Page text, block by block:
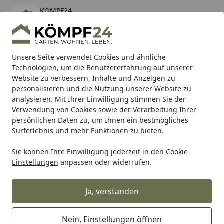
Unsere Seite verwendet Cookies und ähnliche
Technologien, um die Benutzererfahrung auf unserer
Website zu verbessern, Inhalte und Anzeigen zu
personalisieren und die Nutzung unserer Website zu
analysieren. Mit Ihrer Einwilligung stimmen Sie der
Verwendung von Cookies sowie der Verarbeitung Ihrer
persönlichen Daten zu, um Ihnen ein bestmögliches
Surferlebnis und mehr Funktionen zu bieten.
Sie können Ihre Einwilligung jederzeit in den Cookie-
Einstellungen anpassen oder widerrufen.
Ja, verstanden
Nein, Einstellungen öffnen
KÖMPF24
kostenlos - Im App Store
Hotline
Alle Produkte
Mein Konto
Suchen
Karibu Pools inkl. gratis Sandfilteranlage & Pool-
Starterset (Gesamtwert bis 468,99€)
Startseite
Grill Weber CTN W/LBL Q 3200 TTNM AU 14 (65277)
Weber CTN W/LBL Q 3200 TTNM AU